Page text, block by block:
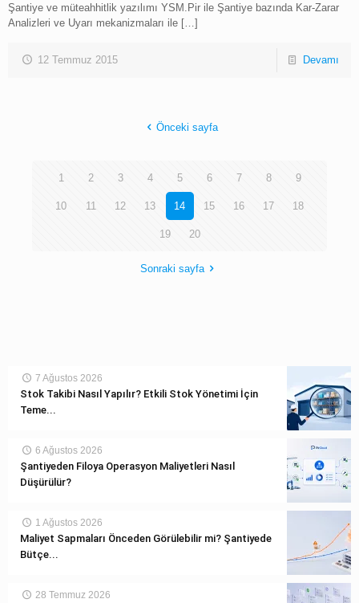
Şantiye ve müteahhitlik yazılımı YSM.Pir ile Şantiye bazında Kar-Zarar
Analizleri ve Uyarı mekanizmaları ile […]
12 Temmuz 2015 Devamı
Önceki sayfa
1 2 3 4 5 6 7 8 9
10 11 12 13 14 15 16 17 18
19 20
Sonraki sayfa
7 Ağustos 2026
Stok Takibi Nasıl Yapılır? Etkili Stok Yönetimi İçin
Teme...
6 Ağustos 2026
Şantiyeden Filoya Operasyon Maliyetleri Nasıl
Düşürülür?
1 Ağustos 2026
Maliyet Sapmaları Önceden Görülebilir mi? Şantiyede
Bütçe...
28 Temmuz 2026